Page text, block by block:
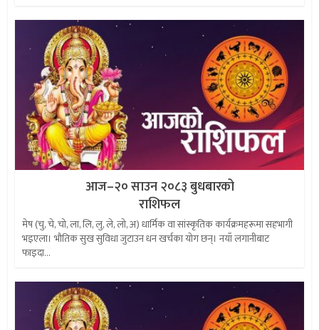
आज–२० साउन २०८३ बुधबारको
राशिफल
मेष (चु, चे, चो, ला, लि, लु, ले, लो, अ) धार्मिक वा सांस्कृतिक कार्यक्रमहरूमा सहभागी
भइएला। भौतिक सुख सुविधा जुटाउन धन खर्चका योग छन्। नयाँ लगानीबाट
फाइदा...